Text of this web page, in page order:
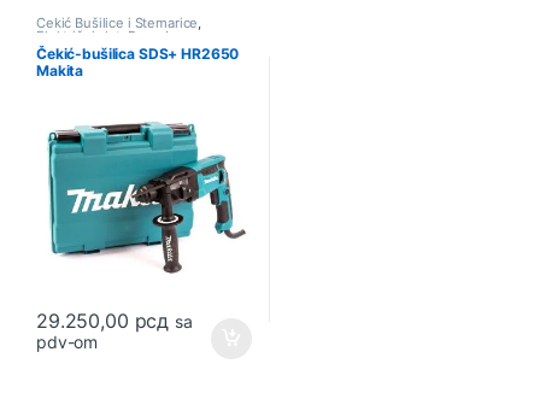
Čekić Bušilice i Štemarice,
Električni alat Ponuda
Čekić-bušilica SDS+ HR2650
Makita
29.250,00 рсд sa
pdv-om